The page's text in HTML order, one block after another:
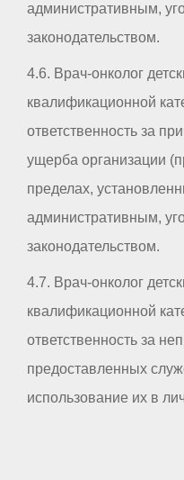
административным,
законодательством.
4.6. Врач-онколог
квалификационной
ответственность за
ущерба организации
пределах,
административным,
законодательством.
4.7. Врач-онколог
квалификационной
ответственность за
предоставленных
использование их в